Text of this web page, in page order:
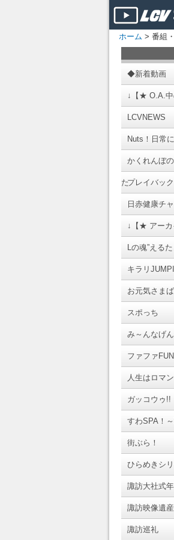
ホーム > 番組
◆新着動画
↓【★ O.A.
LCVNEWS
Nuts！日常
かくれんぼ
たプレイバック
日赤健康チ
↓【★ アー
Lの魂”えるた
キラリ
お元気さま
スポっち
み～んなげ
ファファ
人生はロマ
ガッコウゥ!!
すわSPA！
街ぶら！
ひらめきシ
諏訪大社式
諏訪映像遺産
諏訪巡礼